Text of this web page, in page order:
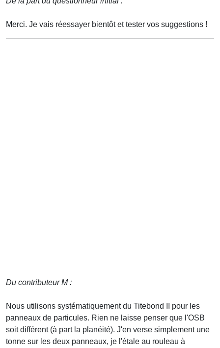
Merci. Je vais réessayer bientôt et tester vos suggestions !
Du contributeur M :
Nous utilisons systématiquement du Titebond II pour les
panneaux de particules. Rien ne laisse penser que l'OSB
soit différent (à part la planéité). J'en verse simplement une
tonne sur les deux panneaux, je l'étale au rouleau à